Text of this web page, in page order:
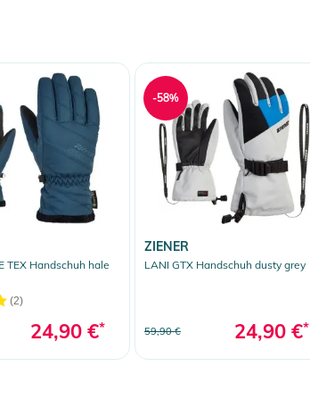
TEX Handschuh hale
(2)
24,90 €*
ZIENER
LANI GTX Handschuh dusty grey
59,90 € 24,90 €*
-58%